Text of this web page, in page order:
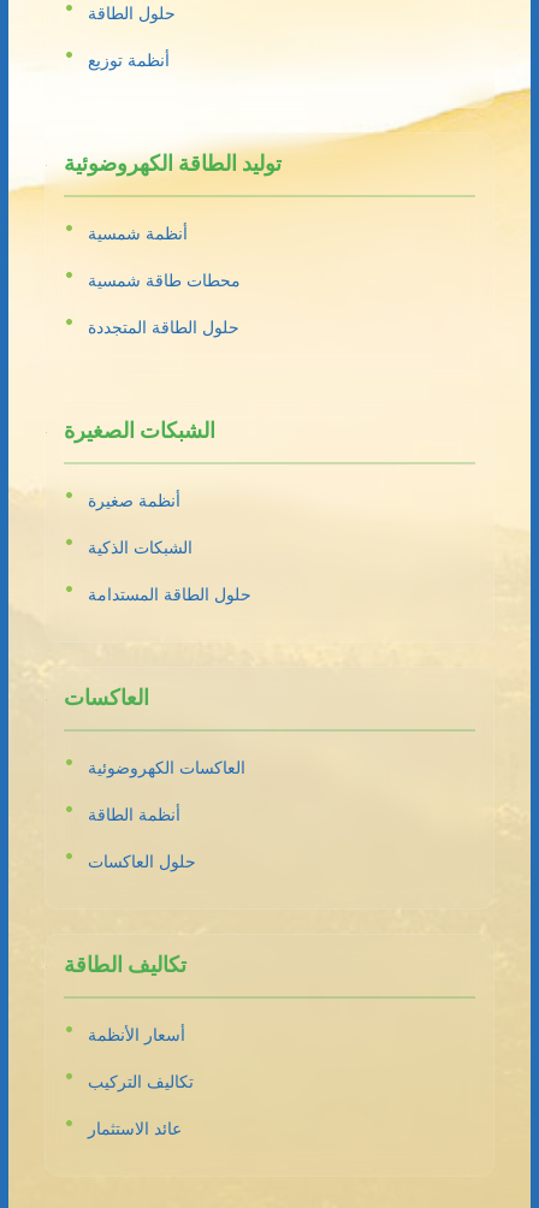
حلول الطاقة
أنظمة توزيع
توليد الطاقة الكهروضوئية
أنظمة شمسية
محطات طاقة شمسية
حلول الطاقة المتجددة
الشبكات الصغيرة
أنظمة صغيرة
الشبكات الذكية
حلول الطاقة المستدامة
العاكسات
العاكسات الكهروضوئية
أنظمة الطاقة
حلول العاكسات
تكاليف الطاقة
أسعار الأنظمة
تكاليف التركيب
عائد الاستثمار